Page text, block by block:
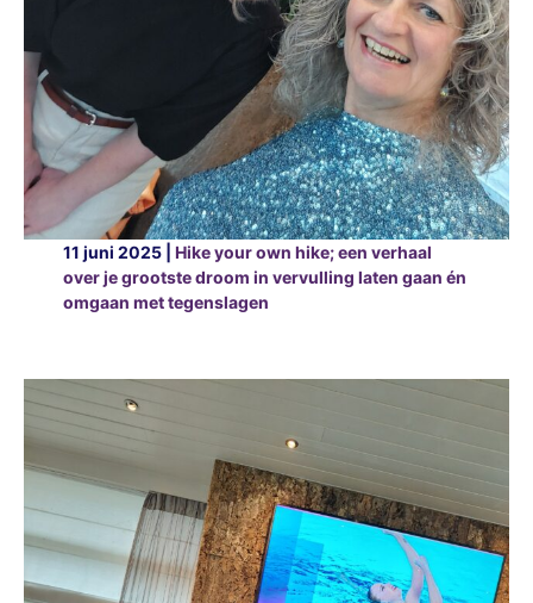
11 juni 2025 | Hike your own hike; een verhaal
over je grootste droom in vervulling laten gaan én
omgaan met tegenslagen